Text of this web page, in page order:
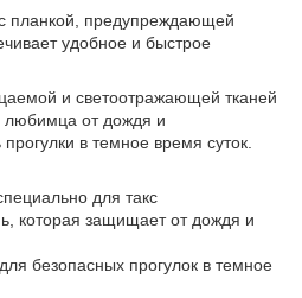
планкой, предупреждающей
удобное и быстрое
и светоотражающей тканей
любимца от дождя и
в темное время суток.
для такс
которая защищает от дождя и
безопасных прогулок в темное